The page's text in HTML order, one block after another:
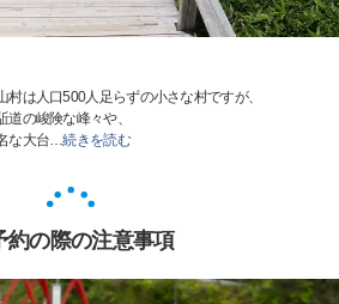
は人口500人足らずの小さな村ですが、
の峻険な峰々や、
な大台…続きを読む
約の際の注意事項